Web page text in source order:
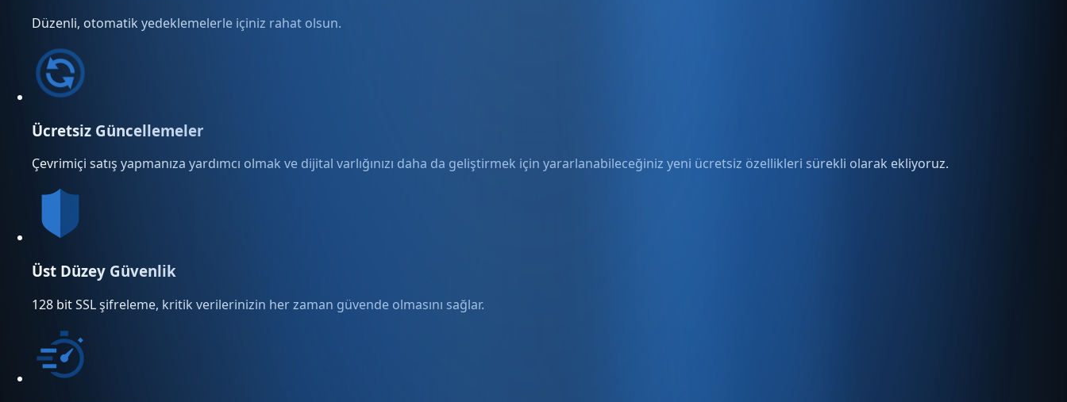
Düzenli, otomatik yedeklemelerle içiniz rahat olsun.
Ücretsiz Güncellemeler
Çevrimiçi satış yapmanıza yardımcı olmak ve dijital varlığınızı daha da geliştirmek için yararlanabileceğiniz yeni ücretsiz özellikleri sürekli olarak ekliyoruz.
Üst Düzey Güvenlik
128 bit SSL şifreleme, kritik verilerinizin her zaman güvende olmasını sağlar.